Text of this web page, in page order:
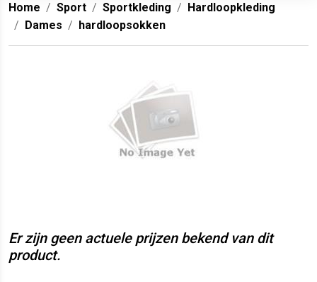
Home Sport Sportkleding
Hardloopkleding
Dames
hardloopsokken
Er zijn geen actuele prijzen bekend van dit
product.